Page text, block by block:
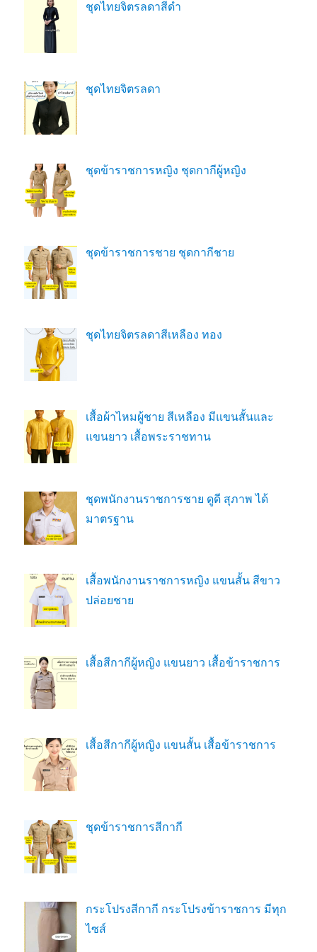
ชุดไทยจิตรลดาสีดํา
ชุดไทยจิตรลดา
ชุดข้าราชการหญิง ชุดกากีผู้หญิง
ชุดข้าราชการชาย ชุดกากีชาย
ชุดไทยจิตรลดาสีเหลือง ทอง
เสื้อผ้าไหมผู้ชาย สีเหลือง มีแขนสั้นและ
แขนยาว เสื้อพระราชทาน
ชุดพนักงานราชการชาย ดูดี สุภาพ ได้
มาตรฐาน
เสื้อพนักงานราชการหญิง แขนสั้น สีขาว
ปล่อยชาย
เสื้อสีกากีผู้หญิง แขนยาว เสื้อข้าราชการ
เสื้อสีกากีผู้หญิง แขนสั้น เสื้อข้าราชการ
ชุดข้าราชการสีกากี
กระโปรงสีกากี กระโปรงข้าราชการ มีทุก
ไซส์